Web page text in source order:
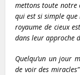
mettons toute notre
qui est si simple que
royaume de cieux
dans leur approche
Quelqu’un un jour
de voir des